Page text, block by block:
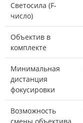
Светосила (F-
число)
Объектив в
комплекте
Минимальная
дистанция
фокусировки
Возможность